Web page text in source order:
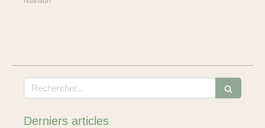
Rechercher
Derniers articles